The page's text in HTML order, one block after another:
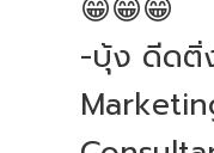
😁😁😁
-บุ้ง ดีดติ่